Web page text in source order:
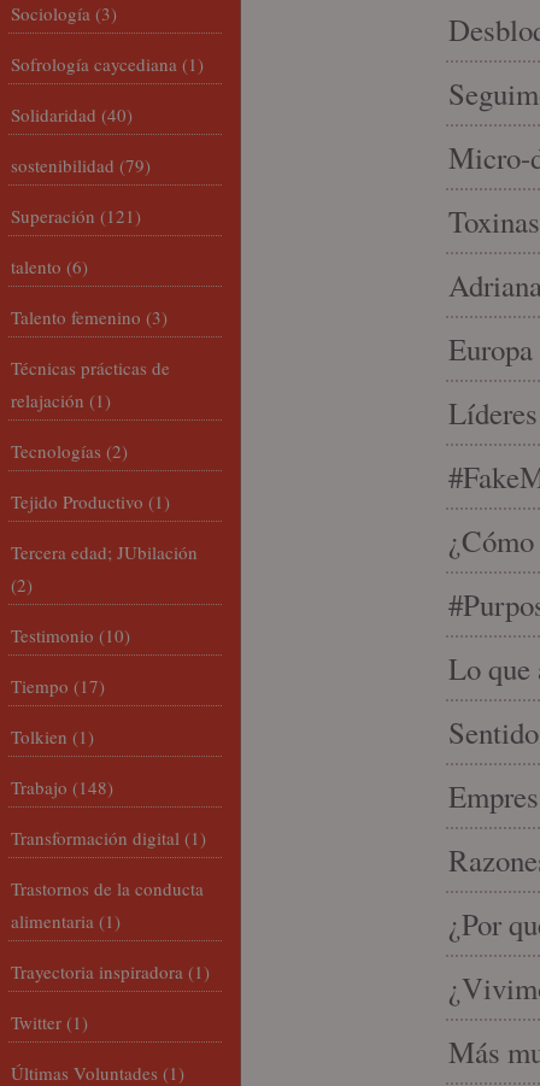
Micro-
Lo que
¿Por
Más
Sociología (3)
Sofrología caycediana (1)
Solidaridad (40)
sostenibilidad (79)
Superación (121)
talento (6)
Talento femenino (3)
Técnicas prácticas de
relajación (1)
Tecnologías (2)
Tejido Productivo (1)
Tercera edad; JUbilación
(2)
Testimonio (10)
Tiempo (17)
Tolkien (1)
Trabajo (148)
Transformación digital (1)
Trastornos de la conducta
alimentaria (1)
Trayectoria inspiradora (1)
Twitter (1)
Últimas Voluntades (1)